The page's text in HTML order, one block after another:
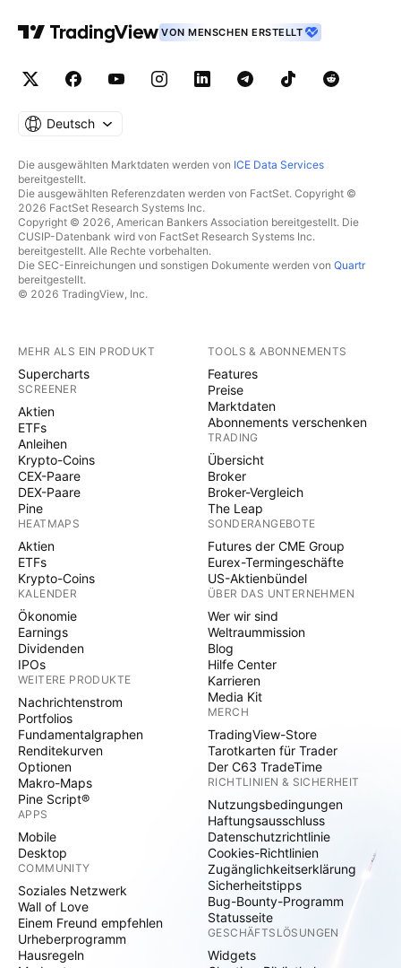
VON MENSCHEN ERSTELLT
Deutsch
Die ausgewählten Marktdaten werden von ICE Data Services
bereitgestellt.
Die ausgewählten Referenzdaten werden von FactSet. Copyright ©
2026 FactSet Research Systems Inc.
Copyright © 2026, American Bankers Association bereitgestellt. Die
CUSIP-Datenbank wird von FactSet Research Systems Inc.
bereitgestellt. Alle Rechte vorbehalten.
Die SEC-Einreichungen und sonstigen Dokumente werden von Quartr
bereitgestellt.
© 2026 TradingView, Inc.
MEHR ALS EIN PRODUKT
Supercharts
SCREENER
Aktien
ETFs
Anleihen
Krypto-Coins
CEX-Paare
DEX-Paare
Pine
HEATMAPS
Aktien
ETFs
Krypto-Coins
KALENDER
Ökonomie
Earnings
Dividenden
IPOs
WEITERE PRODUKTE
Nachrichtenstrom
Portfolios
Fundamentalgraphen
Renditekurven
Optionen
Makro-Maps
Pine Script®
APPS
Mobile
Desktop
COMMUNITY
Soziales Netzwerk
Wall of Love
Einem Freund empfehlen
Urheberprogramm
Hausregeln
TOOLS & ABONNEMENTS
Features
Preise
Marktdaten
Abonnements verschenken
TRADING
Übersicht
Broker
Broker-Vergleich
The Leap
SONDERANGEBOTE
Futures der CME Group
Eurex-Termingeschäfte
US-Aktienbündel
ÜBER DAS UNTERNEHMEN
Wer wir sind
Weltraummission
Blog
Hilfe Center
Karrieren
Media Kit
MERCH
TradingView-Store
Tarotkarten für Trader
Der C63 TradeTime
RICHTLINIEN & SICHERHEIT
Nutzungsbedingungen
Haftungsausschluss
Datenschutzrichtlinie
Cookies-Richtlinien
Zugänglichkeitserklärung
Sicherheitstipps
Bug-Bounty-Programm
Statusseite
GESCHÄFTSLÖSUNGEN
Widgets